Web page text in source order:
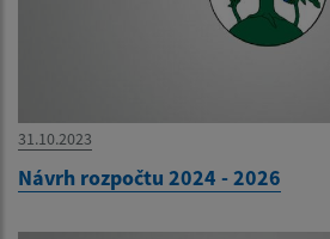
31.10.2023
Návrh rozpočtu 2024 - 2026